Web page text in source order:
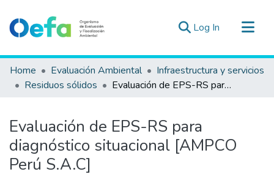
Log In (current)
Communities & Collections
All of DSpace
Estad. Externas
Guias ▾
Home Evaluación Ambiental
Infraestructura y servicios
Residuos sólidos
Evaluación de EPS-RS para diagnóstico situacional [AMPCO Perú S.A.C]
Evaluación de EPS-RS para
diagnóstico situacional [AMPCO
Perú S.A.C]